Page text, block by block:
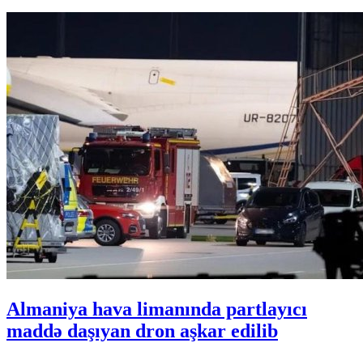
Almaniya hava limanında partlayıcı
maddə daşıyan dron aşkar edilib